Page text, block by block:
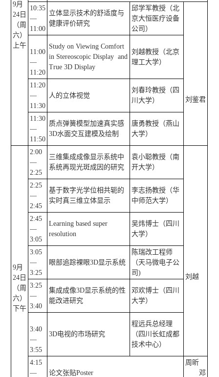
9月
24日
（周
六）
上午
10:35
—
11:00
立体显示技术的舒适度与
健康评价研究
邱学军教授（北
京大恒医疗设备
公司）
刘鉴君
11:00
—
11:20
Study on Viewing Comfort
in Stereoscopic Display and
True 3D Display
刘越教授（北京
理工大学）
11:20
—
11:30
人的立体视觉
刘春玲教授（四
川大学）
11:30
—
11:50
质点弹簧模型加速真实感
3D水面交互建模及绘制
唐勇教授（燕山
大学）
9月
24日
（周
六）
下午
2:00
—
2:25
三维集成成像显示系统中
系统再现光斑成因的研究
袁小聪教授（南
开大学）
刘越
2:25
—
2:45
基于数字光学位相共轭的
实时真三维立体显示
李志扬教授（华
中师范大学）
2:45
—
3:05
Learning based super
resolution
吴炜博士（四川
大学）
3:05
—
3:25
眼部追踪裸眼3D显示系统
陈瑞改工程师
（天马微电子公
司)
3:25
—
3:40
集成成像3D显示系统的性
能改进研究
邓欢博士（四川
大学）
3:40
—
3:55
3D电视的市场研究
程远兵总经理
（四川长虹成都
技术中心）
4:15
—
论文张贴Poster
周昕
邓